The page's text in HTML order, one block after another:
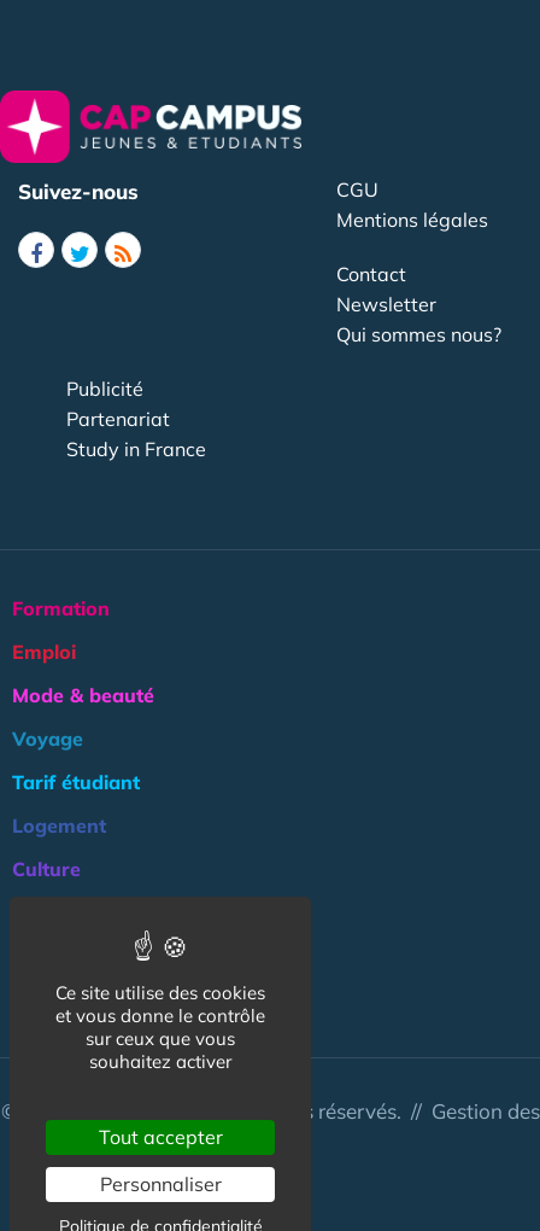
Suivez-nous
CGU
Mentions légales
Contact
Newsletter
Qui sommes nous?
Publicité
Partenariat
Study in France
Formation
Emploi
Mode & beauté
Voyage
Tarif étudiant
Logement
Culture
NOS AUTRES SITES :
© CapCampus 2026 - Tous droits réservés. // Gestion des
Ce site utilise des cookies
et vous donne le contrôle
sur ceux que vous
souhaitez activer
Tout accepter
Personnaliser
Politique de confidentialité